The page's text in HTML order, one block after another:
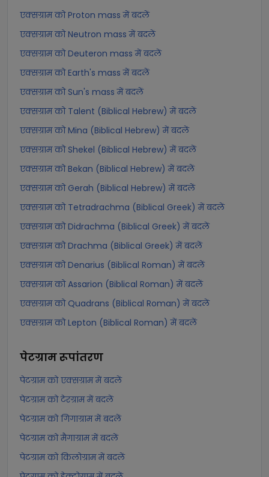
एक्सग्राम को Proton mass में बदलें
एक्सग्राम को Neutron mass में बदलें
एक्सग्राम को Deuteron mass में बदलें
एक्सग्राम को Earth's mass में बदलें
एक्सग्राम को Sun's mass में बदलें
एक्सग्राम को Talent (Biblical Hebrew) में बदलें
एक्सग्राम को Mina (Biblical Hebrew) में बदलें
एक्सग्राम को Shekel (Biblical Hebrew) में बदलें
एक्सग्राम को Bekan (Biblical Hebrew) में बदलें
एक्सग्राम को Gerah (Biblical Hebrew) में बदलें
एक्सग्राम को Tetradrachma (Biblical Greek) में बदलें
एक्सग्राम को Didrachma (Biblical Greek) में बदलें
एक्सग्राम को Drachma (Biblical Greek) में बदलें
एक्सग्राम को Denarius (Biblical Roman) में बदलें
एक्सग्राम को Assarion (Biblical Roman) में बदलें
एक्सग्राम को Quadrans (Biblical Roman) में बदलें
एक्सग्राम को Lepton (Biblical Roman) में बदलें
पेटग्रामरूपांतरण
पेटग्राम को एक्सग्राम में बदलें
पेटग्राम को टेरग्राम में बदलें
पेटग्राम को गिगाग्राम में बदलें
पेटग्राम को मैगाग्राम में बदलें
पेटग्राम को किलोग्राम में बदलें